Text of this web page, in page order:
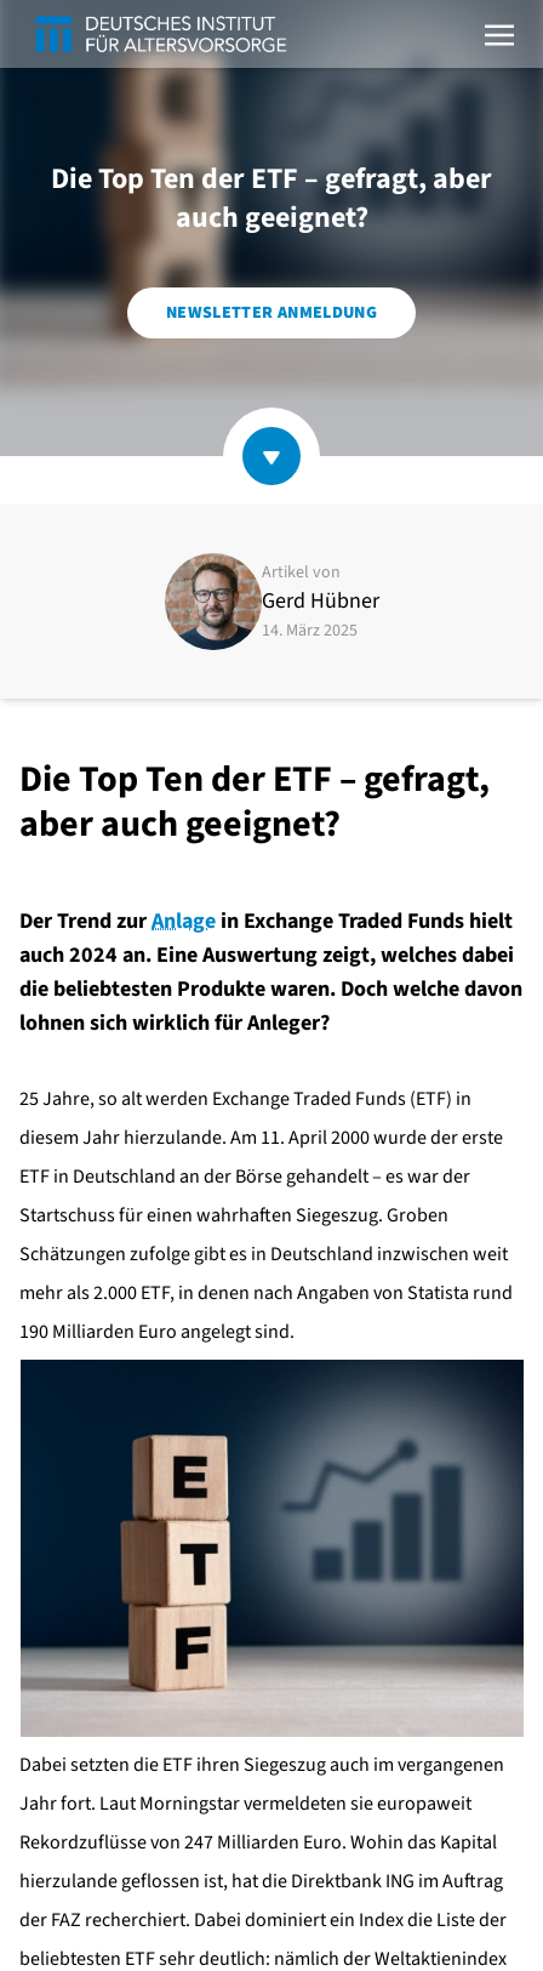
Die Top Ten der ETF – gefragt, aber
auch geeignet?
NEWSLETTER ANMELDUNG
Artikel von
Gerd Hübner
14. März 2025
Die Top Ten der ETF – gefragt,
aber auch geeignet?
Der Trend zurAnlage in Exchange Traded Funds hielt
auch 2024 an. Eine Auswertung zeigt, welches dabei
die beliebtesten Produkte waren. Doch welche davon
lohnen sich wirklich für Anleger?
25 Jahre, so alt werden Exchange Traded Funds (ETF) in
diesem Jahr hierzulande. Am 11. April 2000 wurde der erste
ETF in Deutschland an der Börse gehandelt – es war der
Startschuss für einen wahrhaften Siegeszug. Groben
Schätzungen zufolge gibt es in Deutschland inzwischen weit
mehr als 2.000 ETF, in denen nach Angaben von Statista rund
190 Milliarden Euro angelegt sind.
Dabei setzten die ETF ihren Siegeszug auch im vergangenen
Jahr fort. Laut Morningstar vermeldeten sie europaweit
Rekordzuflüsse von 247 Milliarden Euro. Wohin das Kapital
hierzulande geflossen ist, hat die Direktbank ING im Auftrag
der FAZ recherchiert. Dabei dominiert ein Index die Liste der
beliebtesten ETF sehr deutlich: nämlich der Weltaktienindex